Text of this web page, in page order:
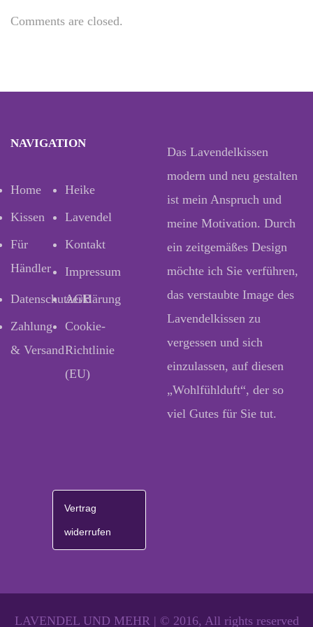
Comments are closed.
NAVIGATION
Home
Heike
Kissen
Lavendel
Für
Händler
Kontakt
Impressum
Datenschutzerklärung
AGB
Zahlung
& Versand
Cookie-
Richtlinie
(EU)
Das Lavendelkissen
modern und neu gestalten
ist mein Anspruch und
meine Motivation. Durch
ein zeitgemäßes Design
möchte ich Sie verführen,
das verstaubte Image des
Lavendelkissen zu
vergessen und sich
einzulassen, auf diesen
„Wohlfühlduft“, der so
viel Gutes für Sie tut.
Vertrag
widerrufen
LAVENDEL UND MEHR | © 2016, All rights reserved